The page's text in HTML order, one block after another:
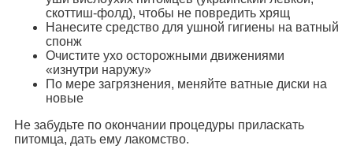
скоттиш-фолд), чтобы не повредить хрящ
Нанесите средство для ушной гигиены на ватный
спонж
Очистите ухо осторожными движениями
«изнутри наружу»
По мере загрязнения, меняйте ватные диски на
новые
Не забудьте по окончании процедуры приласкать
питомца, дать ему лакомство.